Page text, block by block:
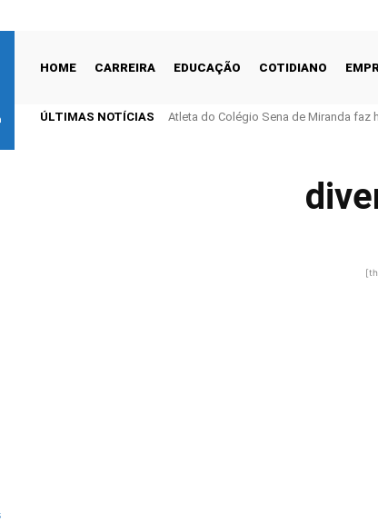
HOME CARREIRA EDUCAÇÃO COTIDIANO
ÚLTIMAS NOTÍCIAS Atleta do Colégio Sena de Miranda faz